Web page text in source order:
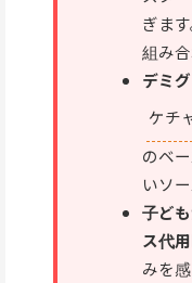
ぎま
組み
デミ
ケチ
のベ
いソ
子ど
ス代用
みを